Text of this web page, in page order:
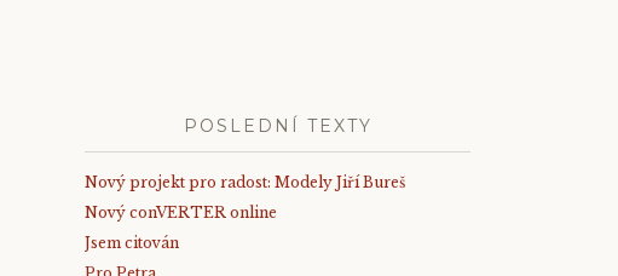
POSLEDNÍ TEXTY
Nový projekt pro radost: Modely Jiří Bureš
Nový conVERTER online
Jsem citován
Pro Petra